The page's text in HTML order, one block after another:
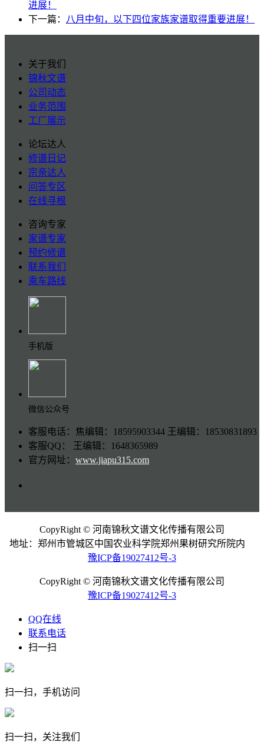
进展！
下一篇：
八月中旬，以下四位家族家谱取得重要进展！
关于我们
锦秋文谱
公司动态
业务范围
工厂展示
论坛达人
修谱日记
宗亲达人
问答专区
在线寻根
咨询专家
家谱专家
预约修谱
联系我们
乘车路线
手机版
微信公众号
客服电话：焦编辑：18595903344 王编辑：18530831893
客服QQ： 王编辑：1648365989
官方网址： www.jiapu315.com
CopyRight © 河南锦秋文谱文化传播有限公司
地址：郑州市管城区中国农业科学院郑州果树研究所院内
豫ICP备19027412号-3
CopyRight © 河南锦秋文谱文化传播有限公司
豫ICP备19027412号-3
QQ在线
联系电话
扫一扫
扫一扫，手机访问
扫一扫，关注我们